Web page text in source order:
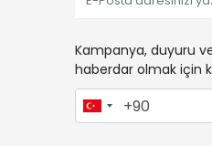
Kampanya, duyuru
haberdar olmak için